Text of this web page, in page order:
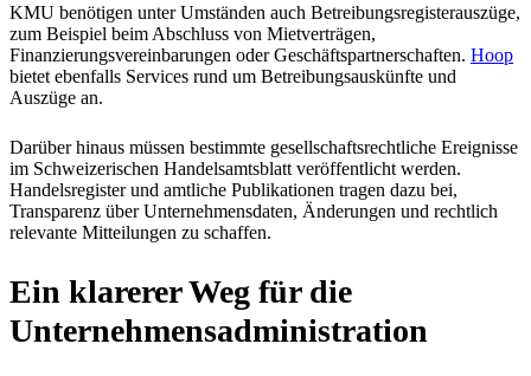
KMU benötigen unter Umständen auch Betreibungsregisterauszüge,
zum Beispiel beim Abschluss von Mietverträgen,
Finanzierungsvereinbarungen oder Geschäftspartnerschaften. Hoop
bietet ebenfalls Services rund um Betreibungsauskünfte und
Auszüge an.
Darüber hinaus müssen bestimmte gesellschaftsrechtliche Ereignisse
im Schweizerischen Handelsamtsblatt veröffentlicht werden.
Handelsregister und amtliche Publikationen tragen dazu bei,
Transparenz über Unternehmensdaten, Änderungen und rechtlich
relevante Mitteilungen zu schaffen.
Ein klarerer Weg für die
Unternehmensadministration